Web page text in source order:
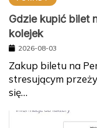
Gdzie kupić bilet
kolejek
2026-08-03
Zakup biletu na
stresującym
się…